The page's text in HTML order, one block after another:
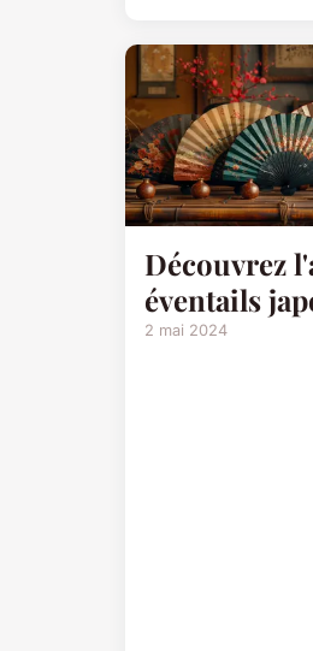
Découvrez
éventails
2 mai 2024